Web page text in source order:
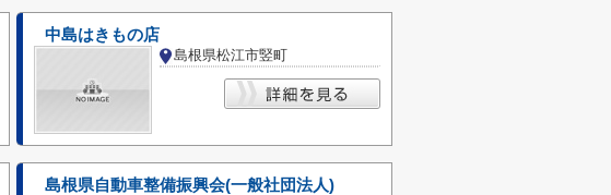
中島はきもの店
島根県松江市竪町
島根県自動車整備振興会(一般社団法人)